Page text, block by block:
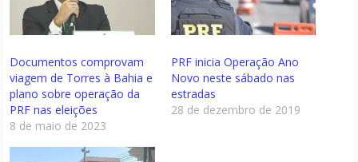
Documentos comprovam
viagem de Torres à Bahia e
plano sobre operação da
PRF nas eleições
8 de maio de 2023
PRF inicia Operação Ano
Novo neste sábado nas
estradas
28 de dezembro de 2019